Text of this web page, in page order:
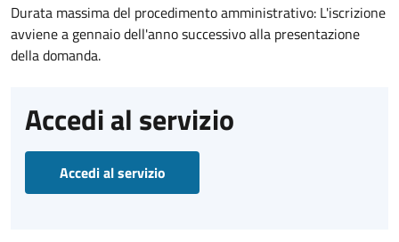
Durata massima del procedimento amministrativo: L'iscrizione
avviene a gennaio dell'anno successivo alla presentazione
della domanda.
Accedi al servizio
Accedi al servizio